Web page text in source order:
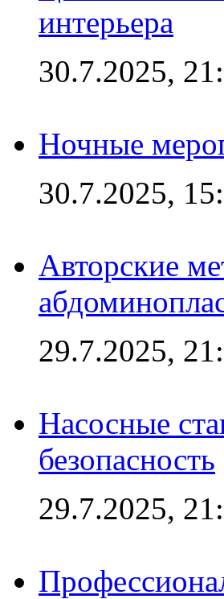
интерьера
30.7.2025,
Ночные
30.7.2025,
Авторские
29.7.2025,
Насосные
безопасность
29.7.2025,